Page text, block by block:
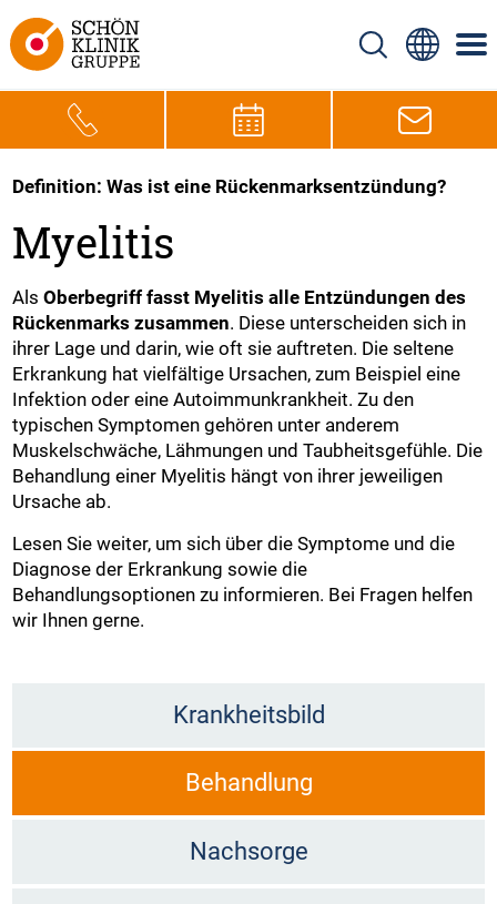
Definition: Was ist eine Rückenmarksentzündung?
Myelitis
AlsOberbegriff fasst Myelitis alle Entzündungen des
Rückenmarks zusammen. Diese unterscheiden sich in
ihrer Lage und darin, wie oft sie auftreten. Die seltene
Erkrankung hat vielfältige Ursachen, zum Beispiel eine
Infektion oder eine Autoimmunkrankheit. Zu den
typischen Symptomen gehören unter anderem
Muskelschwäche, Lähmungen und Taubheitsgefühle. Die
Behandlung einer Myelitis hängt von ihrer jeweiligen
Ursache ab.
Lesen Sie weiter, um sich über die Symptome und die
Diagnose der Erkrankung sowie die
Behandlungsoptionen zu informieren. Bei Fragen helfen
wir Ihnen gerne.
Krankheitsbild
Behandlung
Nachsorge